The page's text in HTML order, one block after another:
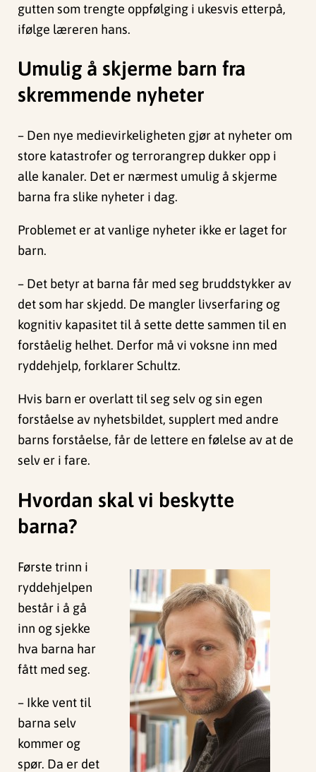
gutten som trengte oppfølging i ukesvis etterpå,
ifølge læreren hans.
Umulig å skjerme barn fra
skremmende nyheter
– Den nye medievirkeligheten gjør at nyheter om
store katastrofer og terrorangrep dukker opp i
alle kanaler. Det er nærmest umulig å skjerme
barna fra slike nyheter i dag.
Problemet er at vanlige nyheter ikke er laget for
barn.
– Det betyr at barna får med seg bruddstykker av
det som har skjedd. De mangler livserfaring og
kognitiv kapasitet til å sette dette sammen til en
forståelig helhet. Derfor må vi voksne inn med
ryddehjelp, forklarer Schultz.
Hvis barn er overlatt til seg selv og sin egen
forståelse av nyhetsbildet, supplert med andre
barns forståelse, får de lettere en følelse av at de
selv er i fare.
Hvordan skal vi beskytte
barna?
Første trinn i
ryddehjelpen
består i å gå
inn og sjekke
hva barna har
fått med seg.
– Ikke vent til
barna selv
kommer og
spør. Da er det